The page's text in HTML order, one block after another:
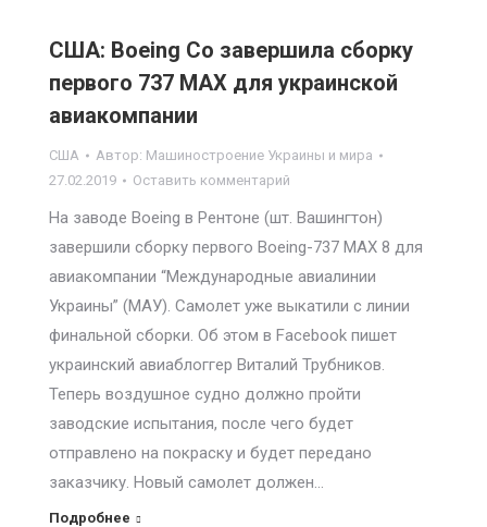
США: Boeing Co завершила сборку
первого 737 MAX для украинской
авиакомпании
США Автор: Машиностроение Украины и мира
27.02.2019
Оставить комментарий
На заводе Boeing в Рентоне (шт. Вашингтон)
завершили сборку первого Boeing-737 MAX 8 для
авиакомпании “Международные авиалинии
Украины” (МАУ). Самолет уже выкатили с линии
финальной сборки. Об этом в Facebook пишет
украинский авиаблоггер Виталий Трубников.
Теперь воздушное судно должно пройти
заводские испытания, после чего будет
отправлено на покраску и будет передано
заказчику. Новый самолет должен…
Подробнее